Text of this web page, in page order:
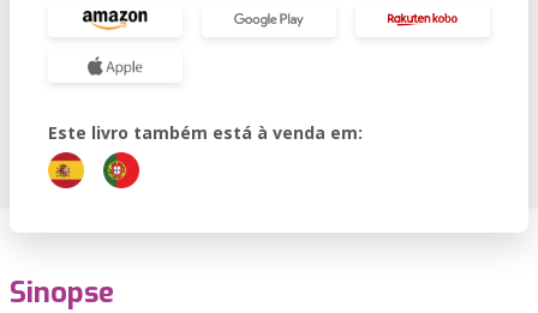
Este livro também está à venda em:
Sinopse